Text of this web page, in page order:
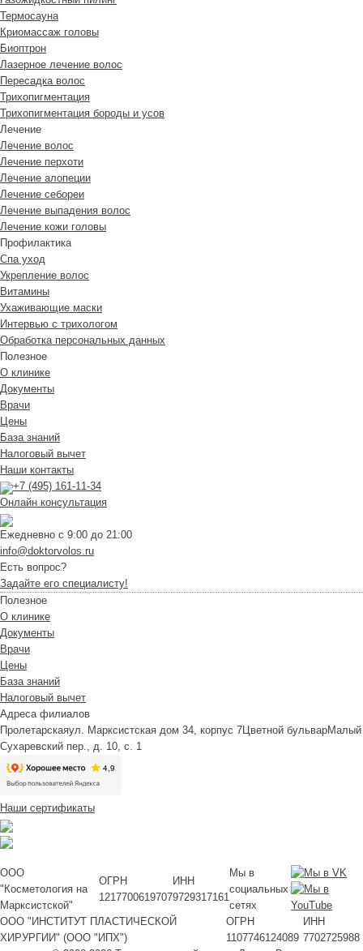
Термосауна
Криомассаж головы
Биоптрон
Лазерное лечение волос
Пересадка волос
Трихопигментация
Трихопигментация бороды и усов
Лечение
Лечение волос
Лечение перхоти
Лечение алопеции
Лечение себореи
Лечение выпадения волос
Лечение кожи головы
Профилактика
Спа уход
Укрепление волос
Витамины
Ухаживающие маски
Интервью с трихологом
Обработка персональных данных
Полезное
О клинике
Документы
Врачи
Цены
База знаний
Налоговый вычет
Наши контакты
+7 (495) 161-11-34
Онлайн консультация
Ежедневно с 9:00 до 21:00
info@doktorvolos.ru
Есть вопрос?
Задайте его специалисту!
Полезное
О клинике
Документы
Врачи
Цены
База знаний
Налоговый вычет
Адреса филиалов
Пролетарскаяул. Марксистская дом 34, корпус 7 Цветной бульварМалый
Сухаревский пер., д. 10, с. 1
Наши сертификаты
ООО
"Косметология на
Марксистской"
ОГРН
1217700619707
ИНН
9729317161
Мы в
социальных
сетях
ООО "ИНСТИТУТ ПЛАСТИЧЕСКОЙ
ХИРУРГИИ" (ООО "ИПХ")
ОГРН
1107746124089
ИНН
7702725988